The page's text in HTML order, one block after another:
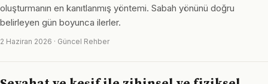
oluşturmanın en kanıtlanmış yöntemi. Sabah yönünü doğru
belirleyen gün boyunca ilerler.
2 Haziran 2026 · Güncel Rehber